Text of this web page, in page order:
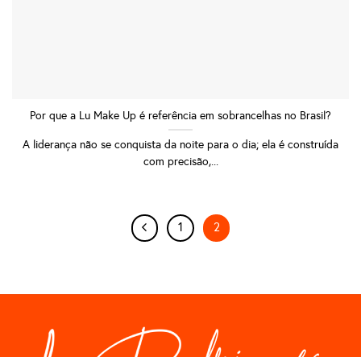
Por que a Lu Make Up é referência em sobrancelhas no Brasil?
A liderança não se conquista da noite para o dia; ela é construída
com precisão,...
1 2